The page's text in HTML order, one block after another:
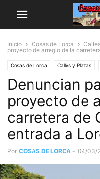
Inicio Cosas de Lorca
proyecto de arreglo de la
Cosas de Lorca Calles y Plazas
Denuncian
proyecto de
carretera de
entrada a
Por COSAS DE LORCA - 04/03/